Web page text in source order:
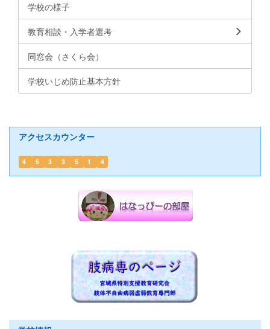
学校の様子
教育相談・入学者選考
同窓会（さくら会）
学校いじめ防止基本方針
アクセスカウンター
4 5 3 3 5 1 4